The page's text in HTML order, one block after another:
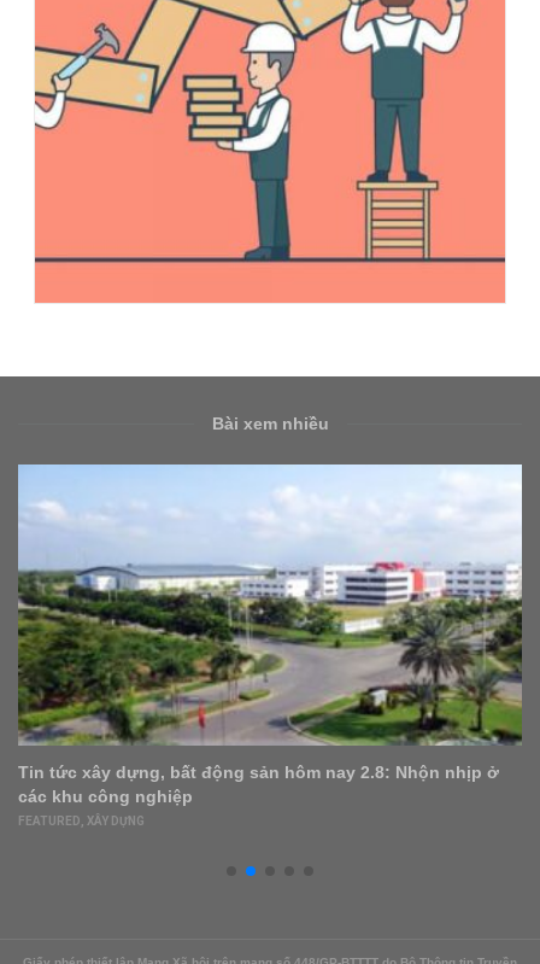
Bài xem nhiều
ở Điều kiện để được mua nhà ở xã hội từ 1/10 tới
BẤT ĐỘNG SẢN